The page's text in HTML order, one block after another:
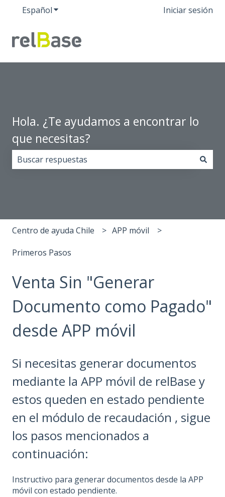
EspañolTraducciones de Mostrar submenú de
Iniciar sesión
Hola. ¿Te ayudamos a encontrar lo
que necesitas?
Centro de ayuda Chile APP móvil
Primeros Pasos
Venta Sin "Generar
Documento como Pagado"
desde APP móvil
Si necesitas generar documentos
mediante la APP móvil de relBase y
estos queden en estado pendiente
en el módulo de recaudación , sigue
los pasos mencionados a
continuación:
Instructivo para generar documentos desde la APP
móvil con estado pendiente.